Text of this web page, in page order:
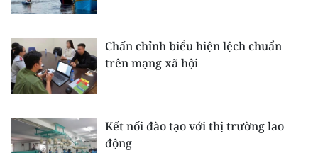
Chấn chỉnh biểu hiện lệch chuẩn
trên mạng xã hội
Kết nối đào tạo với thị trường lao
động